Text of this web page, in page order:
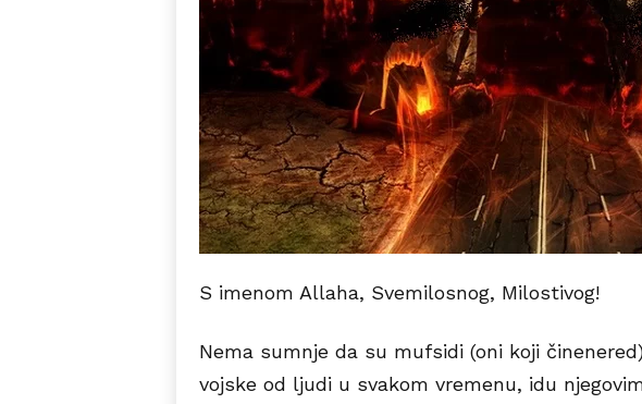
S imenom Allaha, Svemilosnog, Milostivog!
Nema sumnje da su mufsidi (oni koji
vojske od ljudi u svakom vremenu, idu